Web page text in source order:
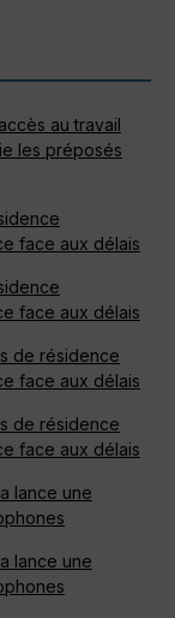
au travail
les préposés
face aux délais
face aux délais
de résidence
face aux délais
de résidence
face aux délais
lance une
lance une